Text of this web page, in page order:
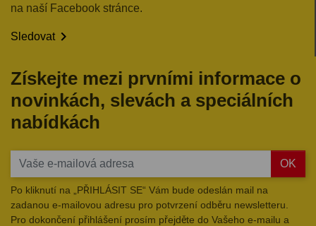
na naší Facebook stránce.
Sledovat
Získejte mezi prvními informace o
novinkách, slevách a speciálních
nabídkách
OK
Po kliknutí na „PŘIHLÁSIT SE“ Vám bude odeslán mail na
zadanou e-mailovou adresu pro potvrzení odběru newsletteru.
Pro dokončení přihlášení prosím přejděte do Vašeho e-mailu a